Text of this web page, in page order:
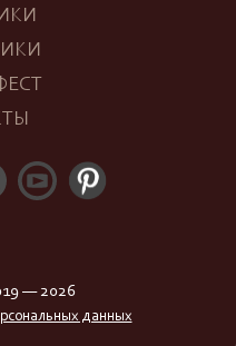
— 2026
данных